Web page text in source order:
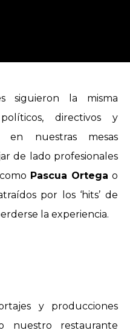
siguieron la misma
directivos y
en nuestras mesas
de lado profesionales
Pascua Ortega o
por los ‘hits’ de
la experiencia.
y producciones
nuestro restaurante